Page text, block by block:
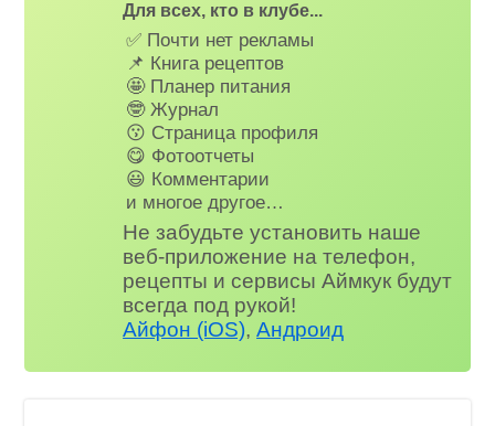
Для всех, кто в клубе...
✅ Почти нет рекламы
📌 Книга рецептов
🤩 Планер питания
🤓 Журнал
😗 Страница профиля
😋 Фотоотчеты
😃 Комментарии
и многое другое…
Не забудьте установить наше
веб-приложение на телефон,
рецепты и сервисы Аймкук будут
всегда под рукой!
Айфон (iOS),Андроид